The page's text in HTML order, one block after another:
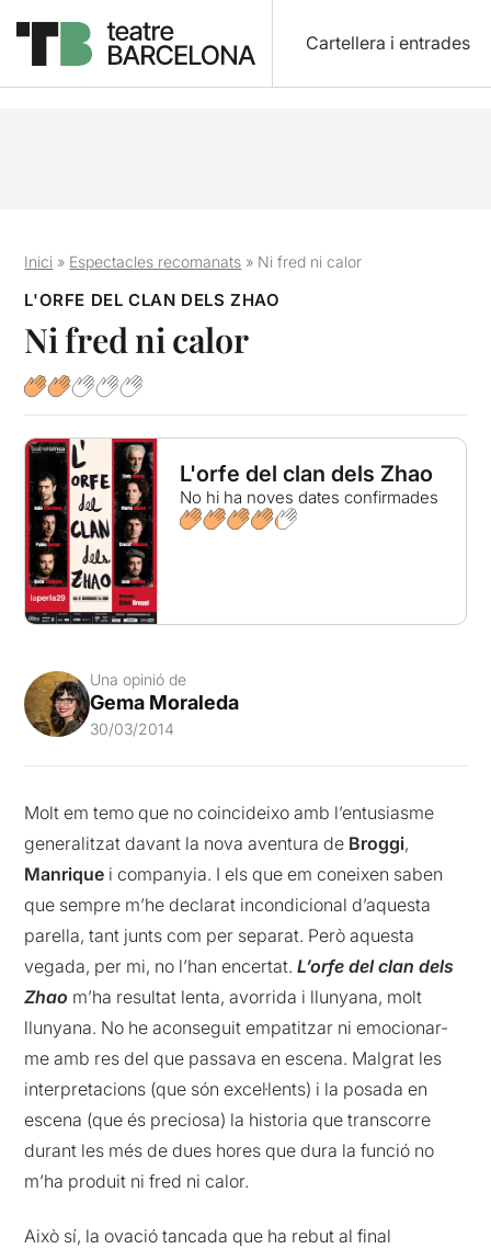
Cartellera i entrades
Inici » Espectacles recomanats » Ni fred ni calor
L'ORFE DEL CLAN DELS ZHAO
Ni fred ni calor
L'orfe del clan dels Zhao
No hi ha noves dates confirmades
Una opinió de
Gema Moraleda
30/03/2014
Molt em temo que no coincideixo amb l’entusiasme
generalitzat davant la nova aventura de Broggi,
Manrique i companyia. I els que em coneixen saben
que sempre m’he declarat incondicional d’aquesta
parella, tant junts com per separat. Però aquesta
vegada, per mi, no l’han encertat.L’orfe del clan dels
Zhao m’ha resultat lenta, avorrida i llunyana, molt
llunyana. No he aconseguit empatitzar ni emocionar-
me amb res del que passava en escena. Malgrat les
interpretacions (que són excel·lents) i la posada en
escena (que és preciosa) la historia que transcorre
durant les més de dues hores que dura la funció no
m’ha produit ni fred ni calor.
Això sí, la ovació tancada que ha rebut al final